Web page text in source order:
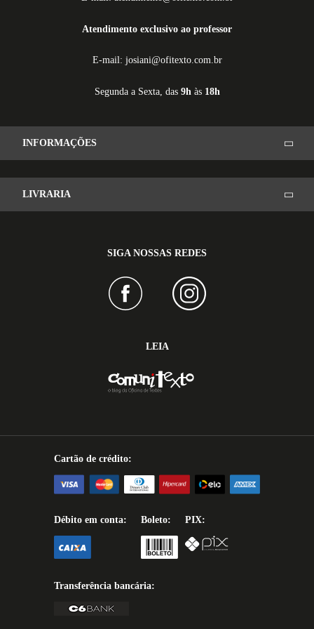
Atendimento exclusivo ao professor
E-mail: josiani@ofitexto.com.br
Segunda a Sexta, das 9hàs 18h
INFORMAÇÕES
LIVRARIA
SIGA NOSSAS REDES
LEIA
Cartão de crédito:
Débito em conta: Boleto: PIX:
Transferência bancária: